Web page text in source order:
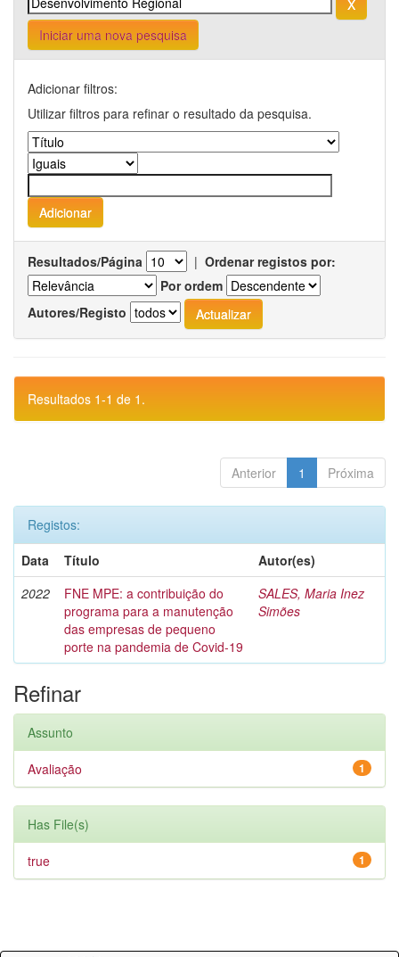
Iniciar uma nova pesquisa
Adicionar filtros:
Utilizar filtros para refinar o resultado da pesquisa.
Resultados/Página | Ordenar registos por:
Por ordem
Autores/Registo
Resultados 1-1 de 1.
Anterior 1 Próxima
Registos:
Data
Título
Autor(es)
2022
FNE MPE: a contribuição do
programa para a manutenção
das empresas de pequeno
porte na pandemia de Covid-19
SALES, Maria Inez
Simões
Refinar
Assunto
1
Avaliação
Has File(s)
1
true